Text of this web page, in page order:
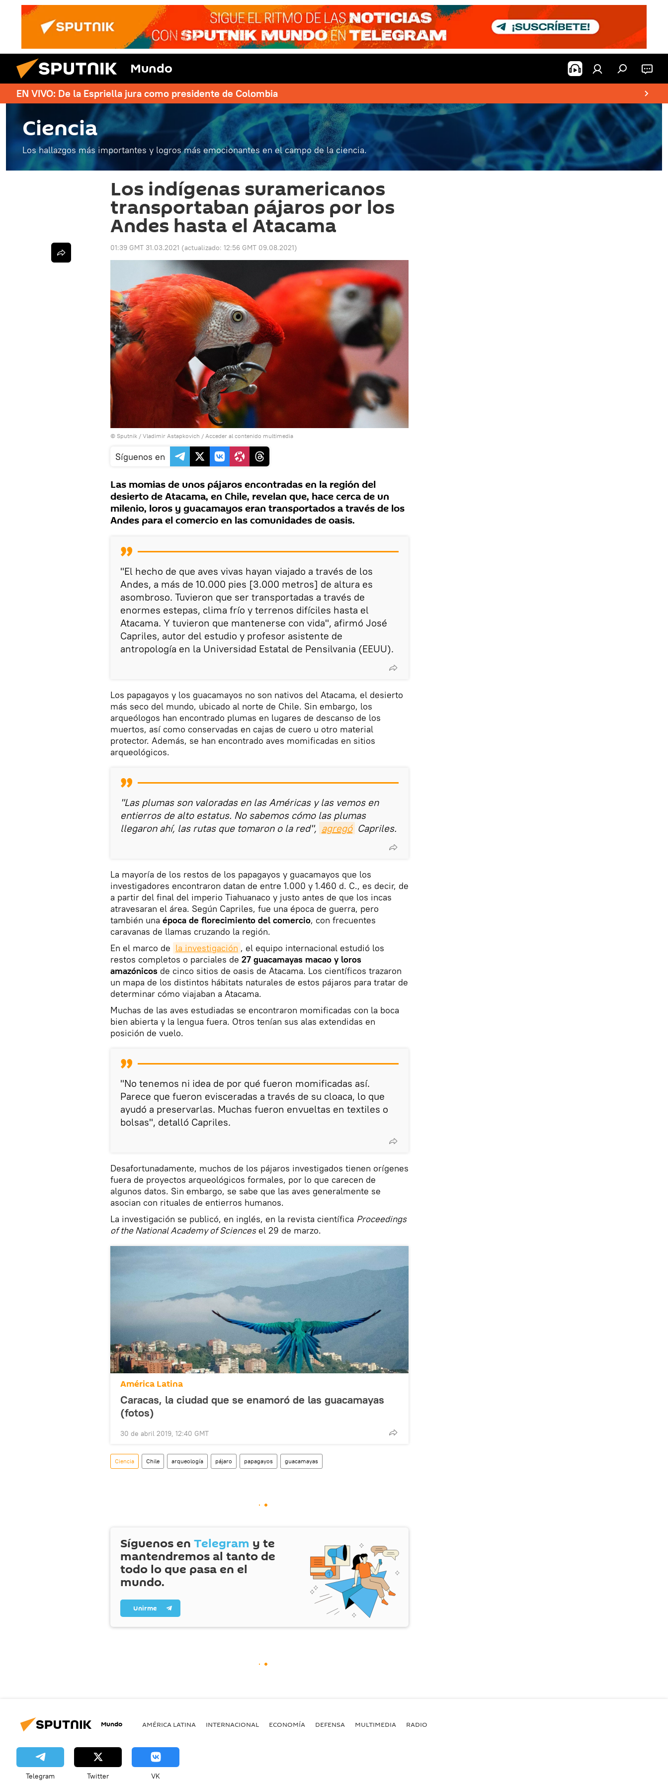
Mundo
EN VIVO: De la Espriella jura como presidente de Colombia
Ciencia
Los hallazgos más importantes y logros más emocionantes en el campo de la ciencia.
Los indígenas suramericanos
transportaban pájaros por los
Andes hasta el Atacama
01:39 GMT 31.03.2021 (actualizado: 12:56 GMT 09.08.2021)
© Sputnik / Vladimir Astapkovich / Acceder al contenido multimedia
Síguenos en
Las momias de unos pájaros encontradas en la región del
desierto de Atacama, en Chile, revelan que, hace cerca de un
milenio, loros y guacamayos eran transportados a través de los
Andes para el comercio en las comunidades de oasis.
"El hecho de que aves vivas hayan viajado a través de los
Andes, a más de 10.000 pies [3.000 metros] de altura es
asombroso. Tuvieron que ser transportadas a través de
enormes estepas, clima frío y terrenos difíciles hasta el
Atacama. Y tuvieron que mantenerse con vida", afirmó José
Capriles, autor del estudio y profesor asistente de
antropología en la Universidad Estatal de Pensilvania (EEUU).
Los papagayos y los guacamayos no son nativos del Atacama, el desierto
más seco del mundo, ubicado al norte de Chile. Sin embargo, los
arqueólogos han encontrado plumas en lugares de descanso de los
muertos, así como conservadas en cajas de cuero u otro material
protector. Además, se han encontrado aves momificadas en sitios
arqueológicos.
"Las plumas son valoradas en las Américas y las vemos en
entierros de alto estatus. No sabemos cómo las plumas
llegaron ahí, las rutas que tomaron o la red", agregó Capriles.
La mayoría de los restos de los papagayos y guacamayos que los
investigadores encontraron datan de entre 1.000 y 1.460 d. C., es decir, de
a partir del final del imperio Tiahuanaco y justo antes de que los incas
atravesaran el área. Según Capriles, fue una época de guerra, pero
también una época de florecimiento del comercio, con frecuentes
caravanas de llamas cruzando la región.
En el marco de la investigación , el equipo internacional estudió los
restos completos o parciales de 27 guacamayas macao y loros
amazónicos de cinco sitios de oasis de Atacama. Los científicos trazaron
un mapa de los distintos hábitats naturales de estos pájaros para tratar de
determinar cómo viajaban a Atacama.
Muchas de las aves estudiadas se encontraron momificadas con la boca
bien abierta y la lengua fuera. Otros tenían sus alas extendidas en
posición de vuelo.
"No tenemos ni idea de por qué fueron momificadas así.
Parece que fueron evisceradas a través de su cloaca, lo que
ayudó a preservarlas. Muchas fueron envueltas en textiles o
bolsas", detalló Capriles.
Desafortunadamente, muchos de los pájaros investigados tienen orígenes
fuera de proyectos arqueológicos formales, por lo que carecen de
algunos datos. Sin embargo, se sabe que las aves generalmente se
asocian con rituales de entierros humanos.
La investigación se publicó, en inglés, en la revista científica Proceedings
of the National Academy of Sciencesel 29 de marzo.
América Latina
Caracas, la ciudad que se enamoró de las guacamayas
(fotos)
30 de abril 2019, 12:40 GMT
Ciencia Chile arqueología pájaro papagayos guacamayas
Síguenos en Telegram y te
mantendremos al tanto de
todo lo que pasa en el
mundo.
Unirme
Mundo AMÉRICA LATINA INTERNACIONAL ECONOMÍA DEFENSA MULTIMEDIA RADIO
Telegram Twitter VK